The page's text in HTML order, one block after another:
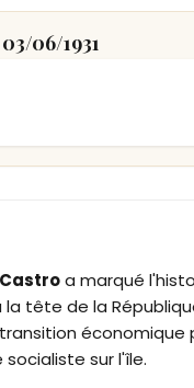
06/1931
a marqué
tête de la
sur l'île.